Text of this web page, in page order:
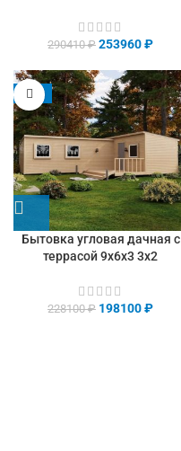
290410₽ 253960₽
-13%
Бытовка угловая дачная с
террасой 9х6х3 3х2
228100₽ 198100₽